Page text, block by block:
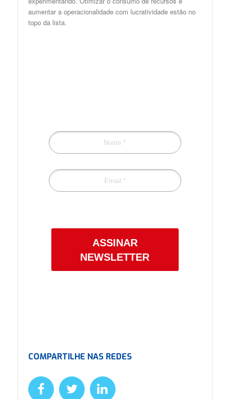
aumentar a operacionalidade com lucratividade estão no
topo da lista.
ASSINAR
NEWSLETTER
COMPARTILHE NAS REDES